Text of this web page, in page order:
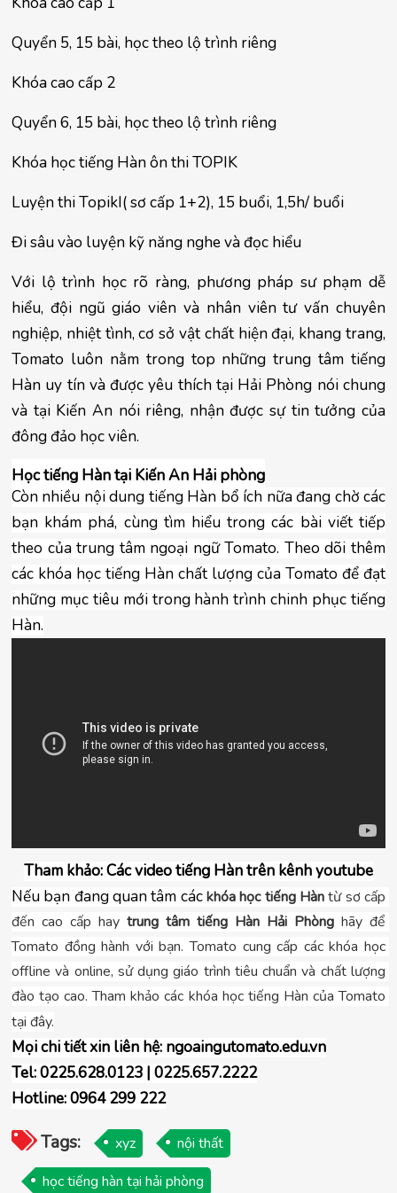
Quyển 5, 15 bài, học theo lộ trình riêng
Khóa cao cấp 2
Quyển 6, 15 bài, học theo lộ trình riêng
Khóa học tiếng Hàn ôn thi TOPIK
Luyện thi TopikI( sơ cấp 1+2), 15 buổi, 1,5h/ buổi
Đi sâu vào luyện kỹ năng nghe và đọc hiểu
Với lộ trình học rõ ràng, phương pháp sư phạm dễ
hiểu, đội ngũ giáo viên và nhân viên tư vấn chuyên
nghiệp, nhiệt tình, cơ sở vật chất hiện đại, khang trang,
Tomato luôn nằm trong top những trung tâm tiếng
Hàn uy tín và được yêu thích tại Hải Phòng nói chung
và tại Kiến An nói riêng, nhận được sự tin tưởng của
đông đảo học viên.
Học tiếng Hàn tại Kiến An Hải phòng
Còn nhiều nội dung tiếng Hàn bổ ích nữa đang chờ các
bạn khám phá, cùng tìm hiểu trong các bài viết tiếp
theo của trung tâm ngoại ngữ Tomato. Theo dõi thêm
các khóa học tiếng Hàn chất lượng của Tomato để đạt
những mục tiêu mới trong hành trình chinh phục tiếng
Hàn.
Tham khảo: Các video tiếng Hàn trên kênh youtube
Nếu bạn đang quan tâm các khóa học tiếng Hàn từ sơ cấp
đến cao cấp hay trung tâm tiếng Hàn Hải Phòng hãy để
Tomato đồng hành với bạn. Tomato cung cấp các khóa học
offline và online, sử dụng giáo trình tiêu chuẩn và chất lượng
đào tạo cao. Tham khảo các khóa học tiếng Hàn của Tomato
tại đây.
Mọi chi tiết xin liên hệ: ngoaingutomato.edu.vn
Tel: 0225.628.0123 | 0225.657.2222
Hotline: 0964 299 222
Tags: xyz
nội thất
học tiếng hàn tại hải phòng